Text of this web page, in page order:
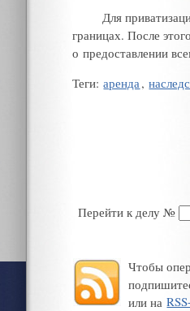
Для
границах. После
о предоставлении
Теги: аренда,
Перейти к делу №
Чтобы
или на